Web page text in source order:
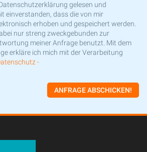
gelesen und
einverstanden, dass die von mir
erhoben und gespeichert werden.
nur streng zweckgebunden zur
meiner Anfrage benutzt. Mit dem
erkläre ich mich mit der Verarbeitung
-
ANFRAGE ABSCHICKEN!